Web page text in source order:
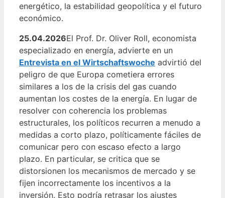
energético, la estabilidad geopolítica y el futuro
económico.
25.04.2026El Prof. Dr. Oliver Roll, economista
especializado en energía, advierte en un
Entrevista en el Wirtschaftswoche advirtió del
peligro de que Europa cometiera errores
similares a los de la crisis del gas cuando
aumentan los costes de la energía. En lugar de
resolver con coherencia los problemas
estructurales, los políticos recurren a menudo a
medidas a corto plazo, políticamente fáciles de
comunicar pero con escaso efecto a largo
plazo. En particular, se critica que se
distorsionen los mecanismos de mercado y se
fijen incorrectamente los incentivos a la
inversión. Esto podría retrasar los ajustes